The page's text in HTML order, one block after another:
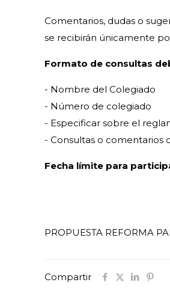
Comentarios, dudas o
se recibirán únicamente
Formato de consultas
- Nombre del Colegiado
- Número de colegiado
- Especificar sobre el
- Consultas o comentarios
Fecha límite para
PROPUESTA REFORMA
Compartir